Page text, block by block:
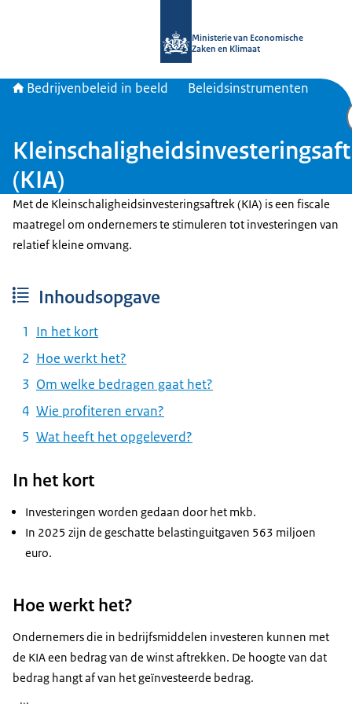
Ministerie van Economische
Zaken en Klimaat
Bedrijvenbeleid in beeld Beleidsinstrumenten
(KIA)
Met de Kleinschaligheidsinvesteringsaftrek (KIA) is een fiscale
maatregel om ondernemers te stimuleren tot investeringen van
relatief kleine omvang.
Inhoudsopgave
In het kort
Hoe werkt het?
Om welke bedragen gaat het?
Wie profiteren ervan?
Wat heeft het opgeleverd?
In het kort
Investeringen worden gedaan door het mkb.
In 2025 zijn de geschatte belastinguitgaven 563 miljoen
euro.
Hoe werkt het?
Ondernemers die in bedrijfsmiddelen investeren kunnen met
de KIA een bedrag van de winst aftrekken. De hoogte van dat
bedrag hangt af van het geïnvesteerde bedrag.